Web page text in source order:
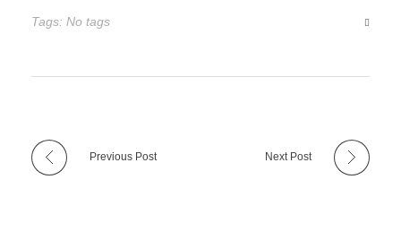
Tags: No tags
Previous Post Next Post